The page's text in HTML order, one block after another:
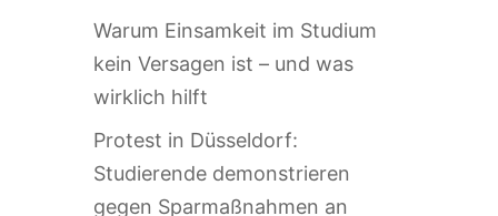
Warum Einsamkeit im Studium
kein Versagen ist – und was
wirklich hilft
Protest in Düsseldorf:
Studierende demonstrieren
gegen Sparmaßnahmen an